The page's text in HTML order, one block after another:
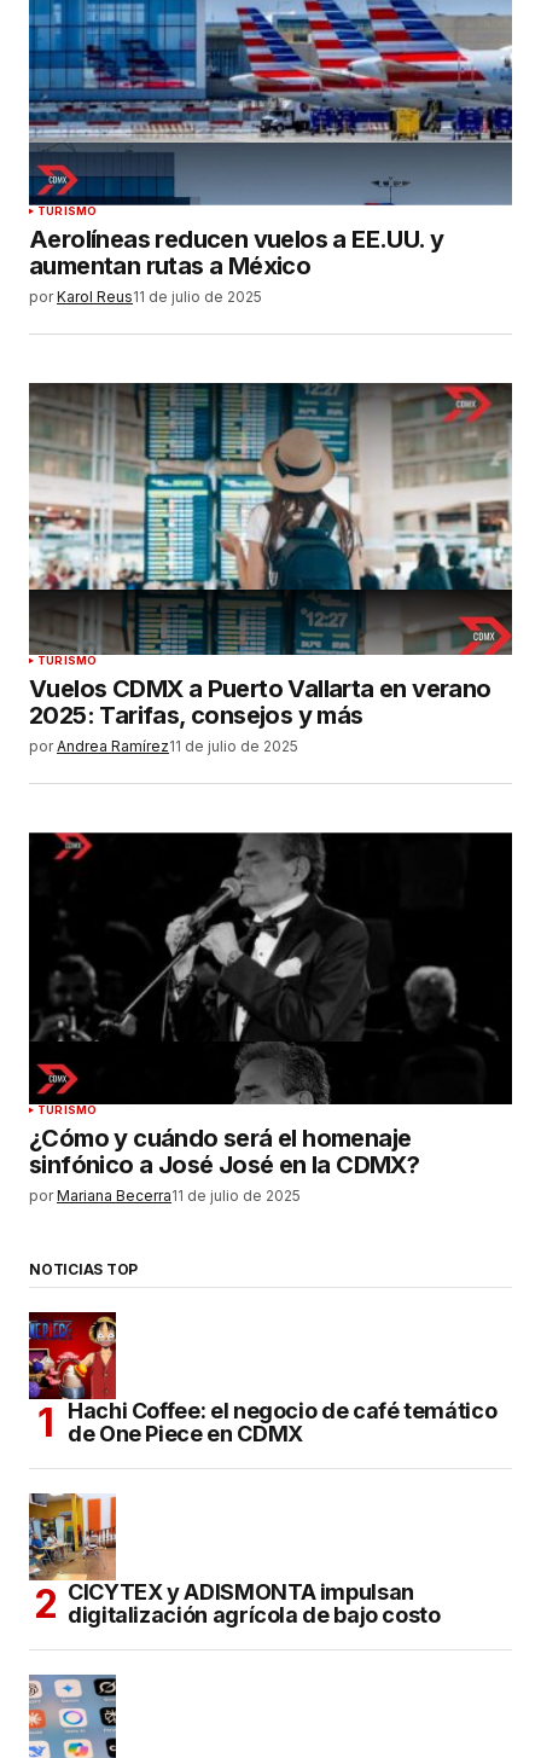
TURISMO
Aerolíneas reducen vuelos a EE.UU. y
aumentan rutas a México
por Karol Reus11 de julio de 2025
TURISMO
Vuelos CDMX a Puerto Vallarta en verano
2025: Tarifas, consejos y más
por Andrea Ramírez11 de julio de 2025
TURISMO
¿Cómo y cuándo será el homenaje
sinfónico a José José en la CDMX?
por Mariana Becerra11 de julio de 2025
NOTICIAS TOP
Hachi Coffee: el negocio de café temático
de One Piece en CDMX
CICYTEX y ADISMONTA impulsan
digitalización agrícola de bajo costo